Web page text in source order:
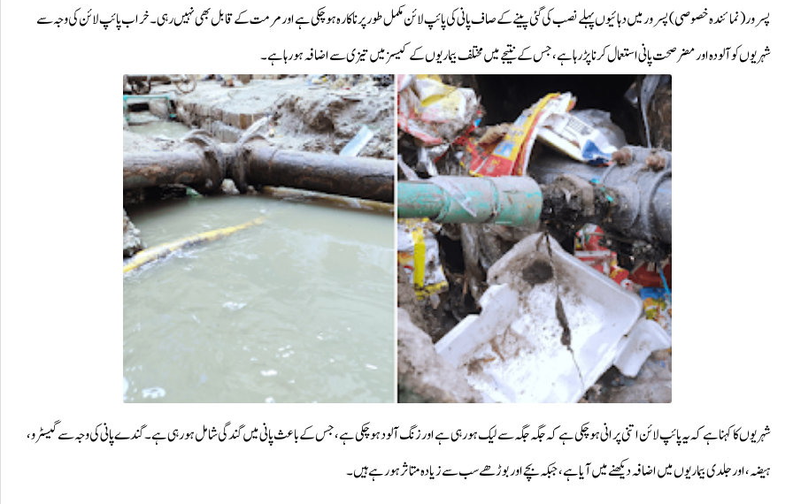
پسرور (نمائندہ خصوصی) پسرور میں دہائیوں پہلے نصب کی گئی پینے کے صاف پانی کی پائپ لائن مکمل طور پر ناکارہ ہو چکی ہے اور مرمت کے قابل بھی نہیں رہی۔ خراب پائپ لائن کی وجہ سے
شہریوں کو آلودہ اور مضر صحت پانی استعمال کرنا پڑ رہا ہے، جس کے نتیجے میں مختلف بیماریوں کے کیسز میں تیزی سے اضافہ ہو رہا ہے۔
شہریوں کا کہنا ہے کہ یہ پائپ لائن اتنی پرانی ہو چکی ہے کہ جگہ جگہ سے لیک ہو رہی ہے اور زنگ آلود ہو چکی ہے، جس کے باعث پانی میں گندگی شامل ہو رہی ہے۔ گندے پانی کی وجہ سے گیسٹرو،
ہیضہ، اور جلدی بیماریوں میں اضافہ دیکھنے میں آیا ہے، جبکہ بچے اور بوڑھے سب سے زیادہ متاثر ہو رہے ہیں۔